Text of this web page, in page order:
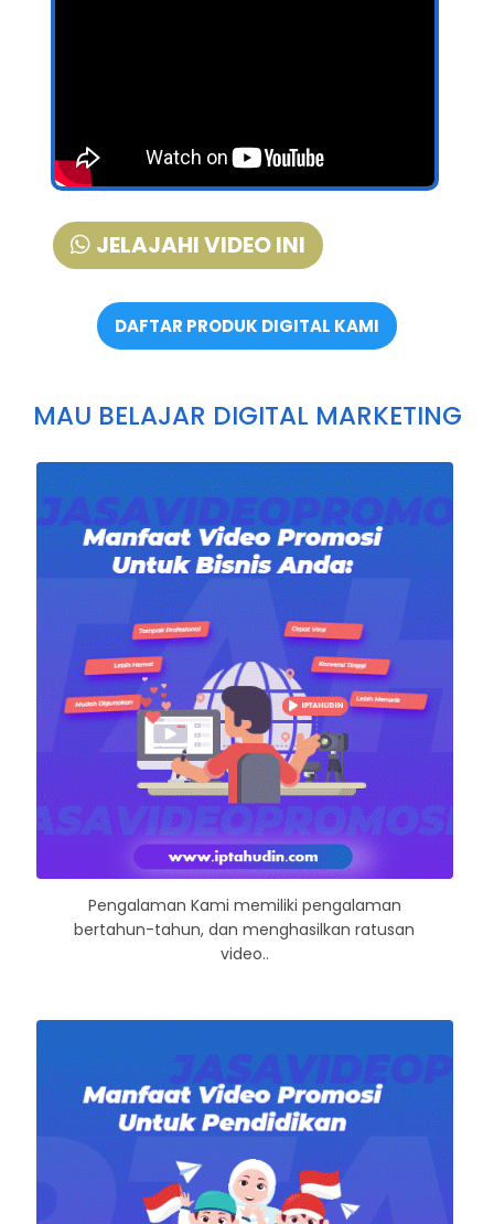
JELAJAHI VIDEO INI
DAFTAR PRODUK DIGITAL KAMI
MAU BELAJAR DIGITAL MARKETING
Pengalaman Kami memiliki pengalaman
bertahun-tahun, dan menghasilkan ratusan
video..